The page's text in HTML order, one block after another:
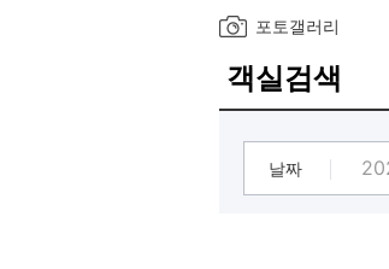
포토갤러리
객실검색
날짜